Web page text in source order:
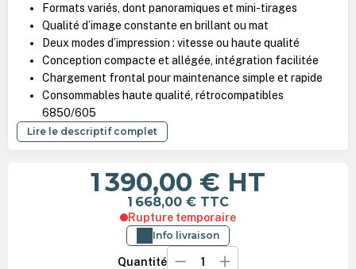
Formats variés, dont panoramiques et mini-tirages
Qualité d’image constante en brillant ou mat
Deux modes d’impression : vitesse ou haute qualité
Conception compacte et allégée, intégration facilitée
Chargement frontal pour maintenance simple et rapide
Consommables haute qualité, rétrocompatibles
6850/605
Lire le descriptif complet
1 390,00 € HT
1 668,00 € TTC
Rupture temporaire
Info livraison
Quantité